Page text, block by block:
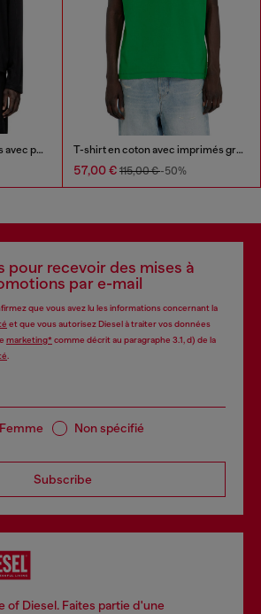
T‑shirt à manches longues avec panneaux uni T-shirt en coton avec imprimés graphiques contrastés
57,00 € 115,00 €-50%
pour recevoir des mises à
par e-mail
que vous avez lu les informations concernant la
et que vous autorisez Diesel à traiter vos données
marketing*comme décrit au paragraphe 3.1, d) de la
Femme Non spécifié
Subscribe
of Diesel. Faites partie d'une